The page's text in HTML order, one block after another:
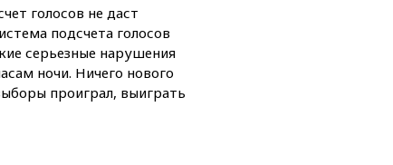
пройдет в 2026 году
вчера, 20:45ПВО за день
сбила еще 75 украинских
беспилотников над Россией
вчера, 20:35 Велосипедист
голосов не даст
подсчета голосов
серьезные нарушения
ночи. Ничего нового
проиграл, выиграть